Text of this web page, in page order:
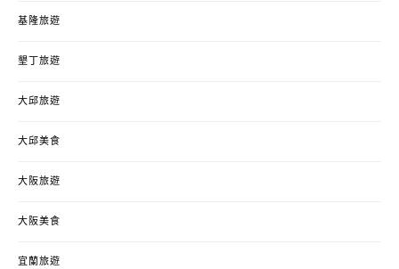
基隆旅遊
墾丁旅遊
大邱旅遊
大邱美食
大阪旅遊
大阪美食
宜蘭旅遊